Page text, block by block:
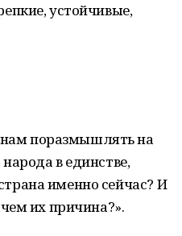
устойчивые,
поразмышлять на
в единстве,
именно сейчас? И
чем их причина?».